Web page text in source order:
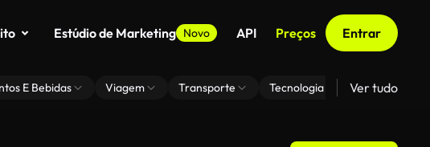
Estúdio de Marketing Novo API Preços Entrar
E Bebidas Viagem Transporte Tecnologia Zoom De
Ver tudo